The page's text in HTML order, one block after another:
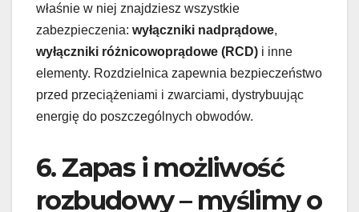
właśnie w niej znajdziesz wszystkie
zabezpieczenia: wyłączniki nadprądowe,
wyłączniki różnicowoprądowe (RCD) i inne
elementy. Rozdzielnica zapewnia bezpieczeństwo
przed przeciążeniami i zwarciami, dystrybuując
energię do poszczególnych obwodów.
6. Zapas i możliwość
rozbudowy – myślimy o